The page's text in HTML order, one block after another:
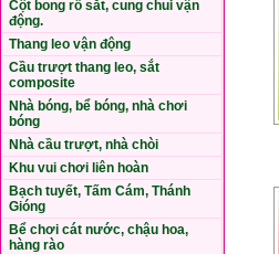
Cột bong rổ sắt, cung chui vận
động.
Thang leo vận động
Cầu trượt thang leo, sắt
composite
Nhà bóng, bể bóng, nhà chơi
bóng
Nhà cầu trượt, nhà chòi
Khu vui chơi liên hoàn
Bạch tuyết, Tấm Cám, Thánh
Gióng
Bể chơi cát nước, chậu hoa,
hàng rào